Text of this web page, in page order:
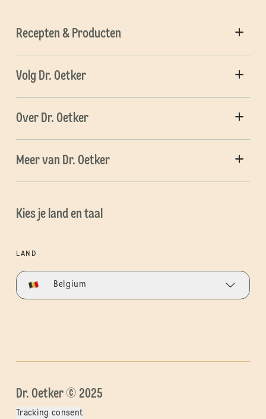
Recepten & Producten
Volg Dr. Oetker
Over Dr. Oetker
Meer van Dr. Oetker
Kies je land en taal
LAND
Belgium
Dr. Oetker © 2025
Tracking consent